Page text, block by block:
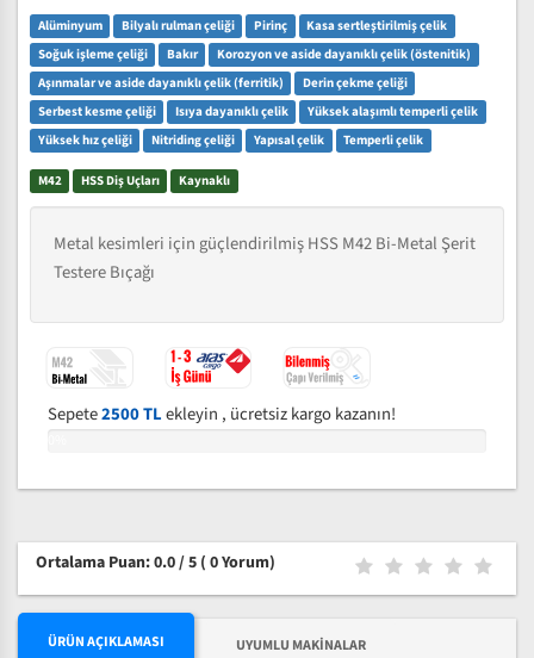
Alüminyum Bilyalı rulman çeliği Pirinç
Kasa sertleştirilmiş çelik
Soğuk işleme çeliği
Bakır
Korozyon ve aside dayanıklı çelik (östenitik)
Aşınmalar ve aside dayanıklı çelik (ferritik)
Derin çekme çeliği
Serbest kesme çeliği
Isıya dayanıklı çelik
Yüksek alaşımlı temperli çelik
Yüksek hız çeliği
Nitriding çeliği Yapısal çelik Temperli çelik
M42 HSS Diş Uçları Kaynaklı
Metal kesimleri için güçlendirilmiş HSS M42 Bi-Metal Şerit
Testere Bıçağı
Sepete2500 TLekleyin , ücretsiz kargo kazanın!
Ortalama Puan: 0.0 / 5 ( 0 Yorum)
ÜRÜN AÇIKLAMASI UYUMLU MAKINALAR